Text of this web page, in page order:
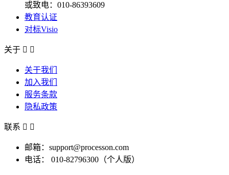
或致电：010-86393609
教育认证
对标Visio
关于  
关于我们
加入我们
服务条款
隐私政策
联系  
邮箱：support@processon.com
电话：
010-82796300（个人版）